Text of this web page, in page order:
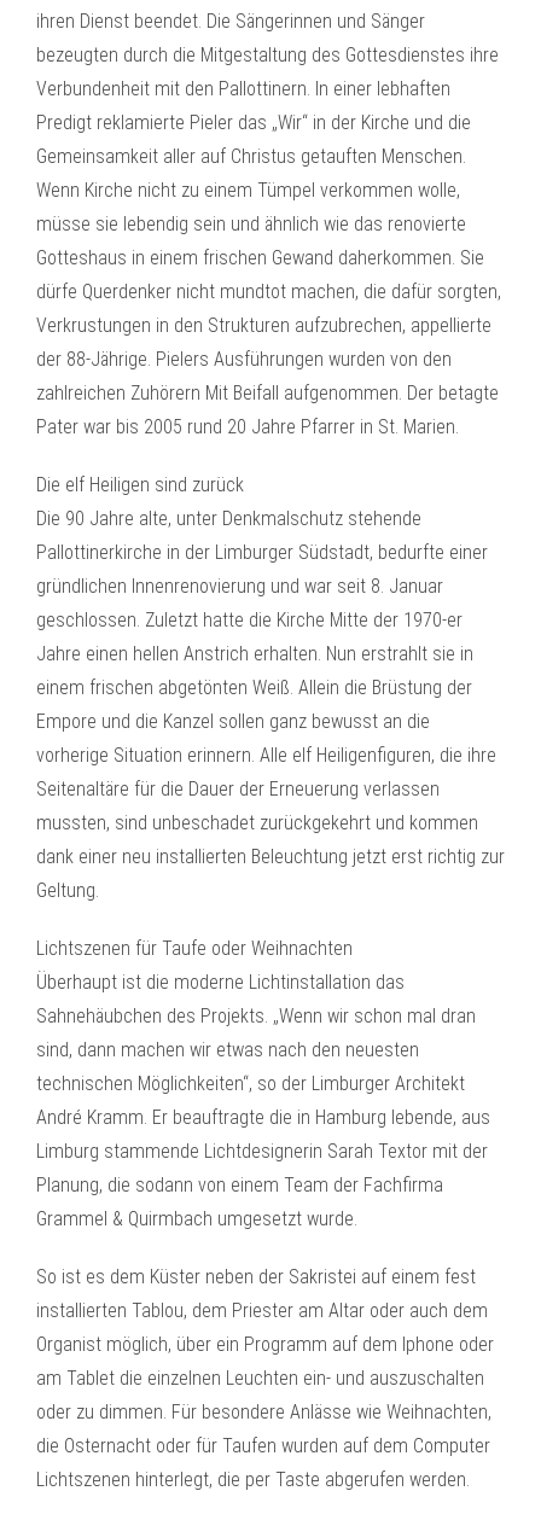
ihren Dienst beendet. Die Sängerinnen und Sänger
bezeugten durch die Mitgestaltung des Gottesdienstes ihre
Verbundenheit mit den Pallottinern. In einer lebhaften
Predigt reklamierte Pieler das „Wir“ in der Kirche und die
Gemeinsamkeit aller auf Christus getauften Menschen.
Wenn Kirche nicht zu einem Tümpel verkommen wolle,
müsse sie lebendig sein und ähnlich wie das renovierte
Gotteshaus in einem frischen Gewand daherkommen. Sie
dürfe Querdenker nicht mundtot machen, die dafür sorgten,
Verkrustungen in den Strukturen aufzubrechen, appellierte
der 88-Jährige. Pielers Ausführungen wurden von den
zahlreichen Zuhörern Mit Beifall aufgenommen. Der betagte
Pater war bis 2005 rund 20 Jahre Pfarrer in St. Marien.
Die elf Heiligen sind zurück
Die 90 Jahre alte, unter Denkmalschutz stehende
Pallottinerkirche in der Limburger Südstadt, bedurfte einer
gründlichen Innenrenovierung und war seit 8. Januar
geschlossen. Zuletzt hatte die Kirche Mitte der 1970-er
Jahre einen hellen Anstrich erhalten. Nun erstrahlt sie in
einem frischen abgetönten Weiß. Allein die Brüstung der
Empore und die Kanzel sollen ganz bewusst an die
vorherige Situation erinnern. Alle elf Heiligenfiguren, die ihre
Seitenaltäre für die Dauer der Erneuerung verlassen
mussten, sind unbeschadet zurückgekehrt und kommen
dank einer neu installierten Beleuchtung jetzt erst richtig zur
Geltung.
Lichtszenen für Taufe oder Weihnachten
Überhaupt ist die moderne Lichtinstallation das
Sahnehäubchen des Projekts. „Wenn wir schon mal dran
sind, dann machen wir etwas nach den neuesten
technischen Möglichkeiten“, so der Limburger Architekt
André Kramm. Er beauftragte die in Hamburg lebende, aus
Limburg stammende Lichtdesignerin Sarah Textor mit der
Planung, die sodann von einem Team der Fachfirma
Grammel & Quirmbach umgesetzt wurde.
So ist es dem Küster neben der Sakristei auf einem fest
installierten Tablou, dem Priester am Altar oder auch dem
Organist möglich, über ein Programm auf dem Iphone oder
am Tablet die einzelnen Leuchten ein- und auszuschalten
oder zu dimmen. Für besondere Anlässe wie Weihnachten,
die Osternacht oder für Taufen wurden auf dem Computer
Lichtszenen hinterlegt, die per Taste abgerufen werden.